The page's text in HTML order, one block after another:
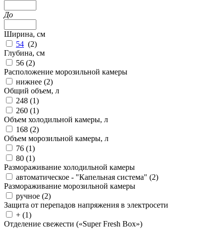
До
Ширина, см
54 (2)
Глубина, см
56 (2)
Расположение морозильной камеры
нижнее (2)
Общий объем, л
248 (1)
260 (1)
Объем холодильной камеры, л
168 (2)
Объем морозильной камеры, л
76 (1)
80 (1)
Размораживание холодильной камеры
автоматическое - "Капельная система" (2)
Размораживание морозильной камеры
ручное (2)
Защита от перепадов напряжения в электросети
+ (1)
Отделение свежести («Super Fresh Box»)